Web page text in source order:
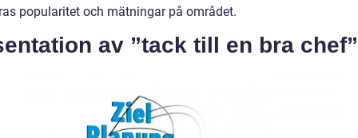
popularitet och mätningar på området.
av ”tack till en bra chef”